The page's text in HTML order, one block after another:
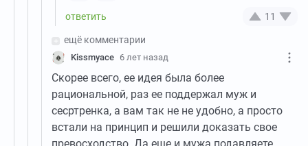
11
ещё комментарии
Kissmyace 6 лет назад
Скорее всего, ее идея была более
рациональной, раз ее поддержал муж и
сесртренка, а вам так не не удобно, а просто
встали на принцип и решили доказать свое